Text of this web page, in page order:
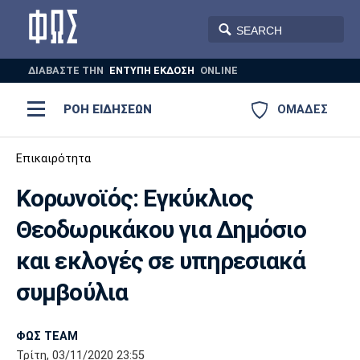
ΔΙΑΒΑΣΤΕ THN ΕΝΤΥΠΗ ΕΚΔΟΣΗ ONLINE
ΟΜΑΔΕΣ
ΡΟΗ ΕΙΔΗΣΕΩΝ
ΠΟΔΟΣΦΑΙΡΟ
ΠΟΛΟ ΣΠΟΡ
AUTO-MOTO PLUS
Ποδόσφαιρο
Super League 1
Super League 2
Μπάσκετ
Ελλάδα
Ολυμπιακοί Αγώνες
Ολυμπιακός ΑΕΚ ΠΑΟΚ
Επικαιρότητα
Κορωνοϊός: Εγκύκλιος
Θεοδωρικάκου για Δημόσιο
και εκλογές σε υπηρεσιακά
συμβούλια
ΦΩΣ TEAM
Τρίτη, 03/11/2020 23:55